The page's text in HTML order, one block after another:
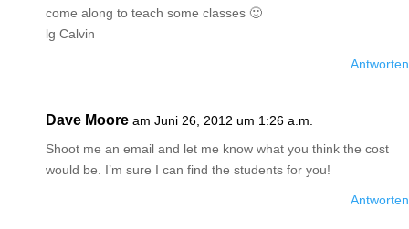
come along to teach some classes 🙂
lg Calvin
Antworten
Dave Moore am Juni 26, 2012 um 1:26 a.m.
Shoot me an email and let me know what you think the cost
would be. I’m sure I can find the students for you!
Antworten